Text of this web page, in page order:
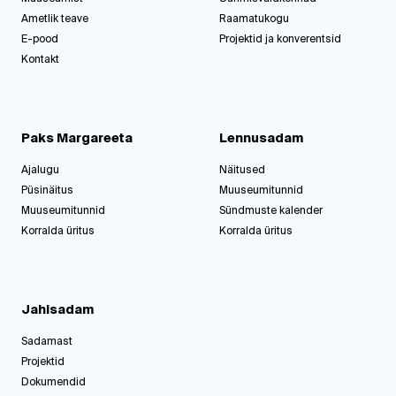
Ametlik teave
E-pood
Kontakt
Raamatukogu
Projektid ja konverentsid
Paks Margareeta
Ajalugu
Püsinäitus
Muuseumitunnid
Korralda üritus
Lennusadam
Näitused
Muuseumitunnid
Sündmuste kalender
Korralda üritus
Jahisadam
Sadamast
Projektid
Dokumendid